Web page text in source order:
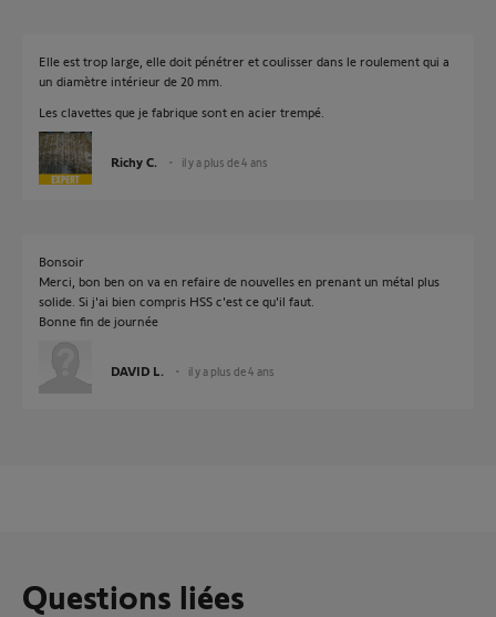
Elle est trop large, elle doit pénétrer et coulisser dans le roulement qui a
un diamètre intérieur de 20 mm.
Les clavettes que je fabrique sont en acier trempé.
Richy C. il y a plus de 4 ans
Bonsoir
Merci, bon ben on va en refaire de nouvelles en prenant un métal plus
solide. Si j'ai bien compris HSS c'est ce qu'il faut.
Bonne fin de journée
DAVID L. il y a plus de 4 ans
Questions liées